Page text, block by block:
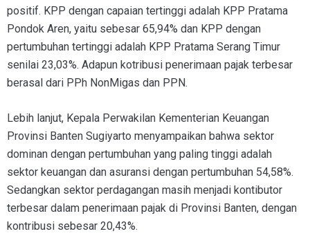
positif. KPP dengan capaian tertinggi adalah KPP Pratama
Pondok Aren, yaitu sebesar 65,94% dan KPP dengan
pertumbuhan tertinggi adalah KPP Pratama Serang Timur
senilai 23,03%. Adapun kotribusi penerimaan pajak terbesar
berasal dari PPh NonMigas dan PPN.
Lebih lanjut, Kepala Perwakilan Kementerian Keuangan
Provinsi Banten Sugiyarto menyampaikan bahwa sektor
dominan dengan pertumbuhan yang paling tinggi adalah
sektor keuangan dan asuransi dengan pertumbuhan 54,58%.
Sedangkan sektor perdagangan masih menjadi kontibutor
terbesar dalam penerimaan pajak di Provinsi Banten, dengan
kontribusi sebesar 20,43%.